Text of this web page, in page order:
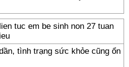
tình trạng sức khỏe cũng ổn